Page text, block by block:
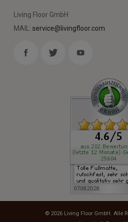
Living Floor GmbH
MAIL: service@livingfloor.com
© 2026 Living Floor GmbH . Alle